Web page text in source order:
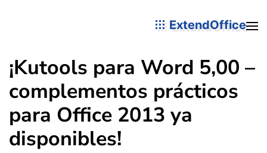
ExtendOffice
¡Kutools para Word 5,00 –
complementos prácticos
para Office 2013 ya
disponibles!